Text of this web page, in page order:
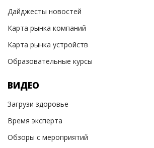
Дайджесты новостей
Карта рынка компаний
Карта рынка устройств
Образовательные курсы
ВИДЕО
Загрузи здоровье
Время эксперта
Обзоры с мероприятий